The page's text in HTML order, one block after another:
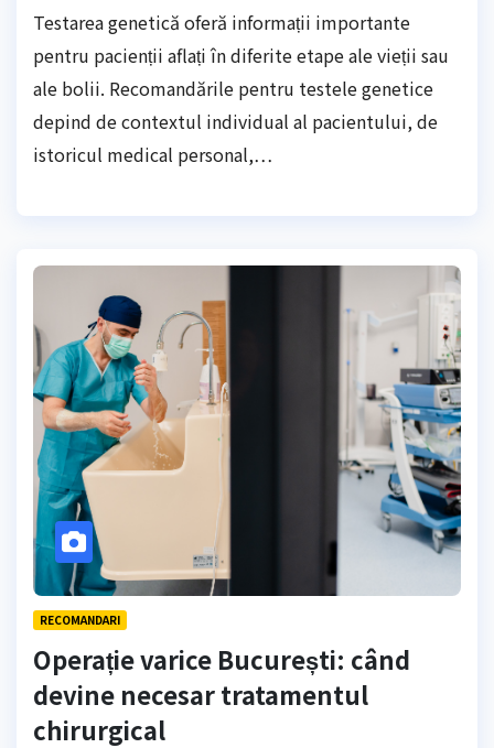
Testarea genetică oferă informații importante
pentru pacienții aflați în diferite etape ale vieții sau
ale bolii. Recomandările pentru testele genetice
depind de contextul individual al pacientului, de
istoricul medical personal,…
RECOMANDARI
Operație varice București: când
devine necesar tratamentul
chirurgical